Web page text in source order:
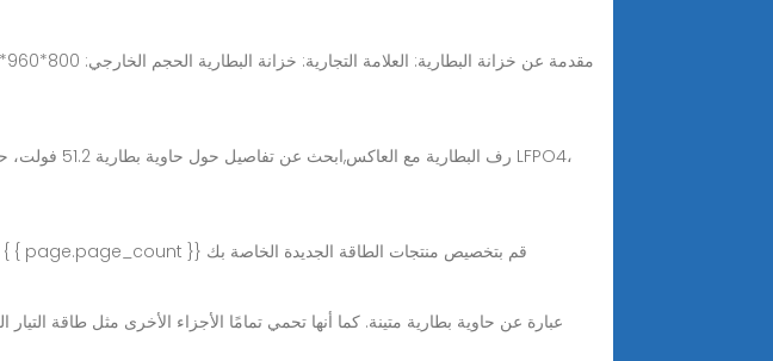
تفاصيل المنتج 250 كيلو واط/520 كيلو واط ساعة مخطط مبدأ عمل النظام الأسئلة والأجوبة 1 3 { { page.page_count }} قم بتخصيص منتجات الطاقة الجديدة الخاصة بك